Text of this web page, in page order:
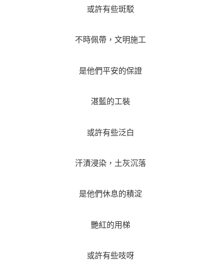
或許有些斑駁
不時佩帶，文明施工
是他們平安的保證
湛藍的工裝
或許有些泛白
汗漬浸染，土灰沉落
是他們休息的積淀
艷紅的用梯
或許有些吱呀